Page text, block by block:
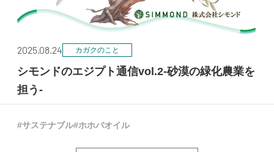
2025.08.24 カガクのこと
シモンドのエジプト通信vol.2-砂漠の緑化農業を
担う-
#サステナブル#ホホバオイル